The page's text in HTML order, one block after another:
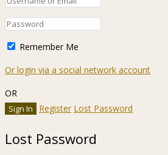
Remember Me
Or login via a social network account
OR
Register Lost Password
Lost Password